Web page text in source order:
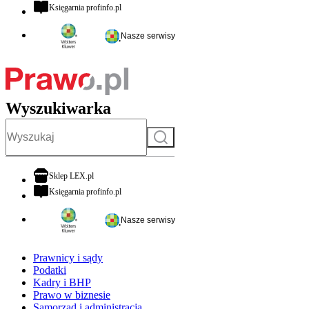
Księgarnia profinfo.plotwiera się w nowej karcie
Nasze serwisy
Wyszukiwarka
Szukaj
Sklep LEX.plotwiera się w nowej karcie
Księgarnia profinfo.plotwiera się w nowej karcie
Nasze serwisy
Prawnicy i sądy
Podatki
Kadry i BHP
Prawo w biznesie